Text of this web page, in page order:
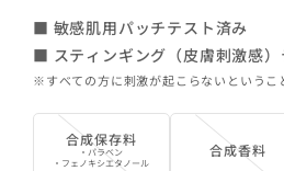
■ 敏感肌用パッチテスト済み
■ スティンギング（皮膚刺激感）
※すべての方に刺激が起こらないというこ
合成保存料
・パラベン
・フェノキシエタノール
合成香料